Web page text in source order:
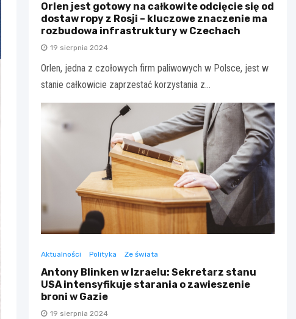
Orlen jest gotowy na całkowite odcięcie się od
dostaw ropy z Rosji – kluczowe znaczenie ma
rozbudowa infrastruktury w Czechach
19 sierpnia 2024
Orlen, jedna z czołowych firm paliwowych w Polsce, jest w
stanie całkowicie zaprzestać korzystania z…
Aktualności Polityka Ze świata
Antony Blinken w Izraelu: Sekretarz stanu
USA intensyfikuje starania o zawieszenie
broni w Gazie
19 sierpnia 2024